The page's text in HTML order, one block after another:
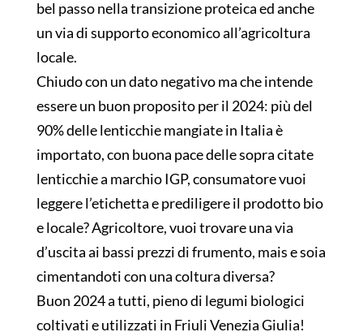
bel passo nella transizione proteica ed anche
un via di supporto economico all’agricoltura
locale.
Chiudo con un dato negativo ma che intende
essere un buon proposito per il 2024: più del
90% delle lenticchie mangiate in Italia è
importato, con buona pace delle sopra citate
lenticchie a marchio IGP, consumatore vuoi
leggere l’etichetta e prediligere il prodotto bio
e locale? Agricoltore, vuoi trovare una via
d’uscita ai bassi prezzi di frumento, mais e soia
cimentandoti con una coltura diversa?
Buon 2024 a tutti, pieno di legumi biologici
coltivati e utilizzati in Friuli Venezia Giulia!